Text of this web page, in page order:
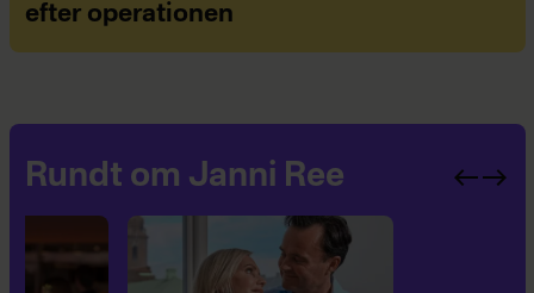
efter operationen
Rundt om Janni Ree